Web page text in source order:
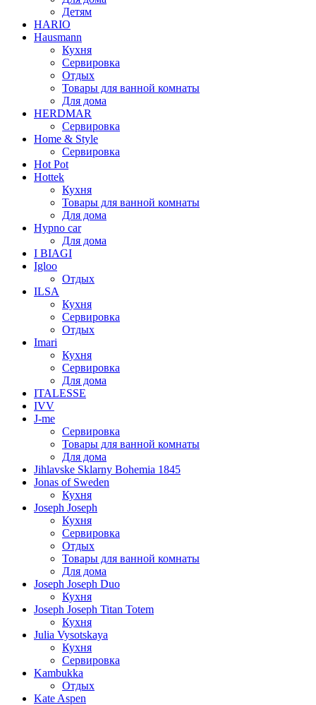
Детям
HARIO
Hausmann
Кухня
Сервировка
Отдых
Товары для ванной комнаты
Для дома
HERDMAR
Сервировка
Home & Style
Сервировка
Hot Pot
Hottek
Кухня
Товары для ванной комнаты
Для дома
Hypno car
Для дома
I BIAGI
Igloo
Отдых
ILSA
Кухня
Сервировка
Отдых
Imari
Кухня
Сервировка
Для дома
ITALESSE
IVV
J-me
Сервировка
Товары для ванной комнаты
Для дома
Jihlavske Sklarny Bohemia 1845
Jonas of Sweden
Кухня
Joseph Joseph
Кухня
Сервировка
Отдых
Товары для ванной комнаты
Для дома
Joseph Joseph Duo
Кухня
Joseph Joseph Titan Totem
Кухня
Julia Vysotskaya
Кухня
Сервировка
Kambukka
Отдых
Kate Aspen